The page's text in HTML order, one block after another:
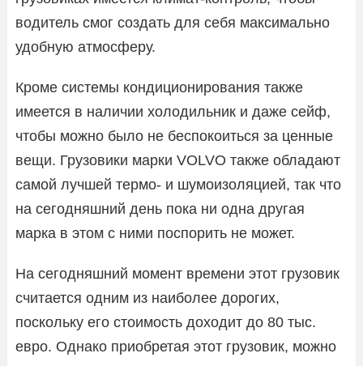
водитель смог создать для себя максимально
удобную атмосферу.
Кроме системы кондиционирования также
имеется в наличии холодильник и даже сейф,
чтобы можно было не беспокоиться за ценные
вещи. Грузовики марки VOLVO также обладают
самой лучшей термо- и шумоизоляцией, так что
на сегодняшний день пока ни одна другая
марка в этом с ними поспорить не может.
На сегодняшний момент времени этот грузовик
считается одним из наиболее дорогих,
поскольку его стоимость доходит до 80 тыс.
евро. Однако приобретая этот грузовик, можно